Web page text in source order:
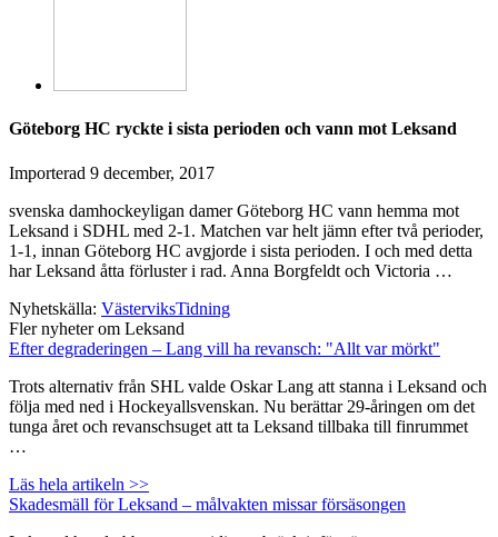
Göteborg HC ryckte i sista perioden och vann mot Leksand
Importerad 9 december, 2017
svenska damhockeyligan damer Göteborg HC vann hemma mot
Leksand i SDHL med 2-1. Matchen var helt jämn efter två perioder,
1-1, innan Göteborg HC avgjorde i sista perioden. I och med detta
har Leksand åtta förluster i rad. Anna Borgfeldt och Victoria …
Nyhetskälla: VästerviksTidning
Fler nyheter om Leksand
Efter degraderingen – Lang vill ha revansch: "Allt var mörkt"
Trots alternativ från SHL valde Oskar Lang att stanna i Leksand och
följa med ned i Hockeyallsvenskan. Nu berättar 29-åringen om det
tunga året och revanschsuget att ta Leksand tillbaka till finrummet
…
Läs hela artikeln >>
Skadesmäll för Leksand – målvakten missar försäsongen